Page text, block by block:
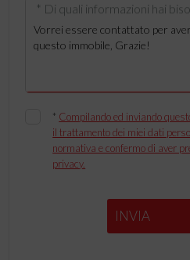
* Di quali informazioni hai
* Compilando ed inviando
il trattamento dei miei dati
normativa e confermo di aver
privacy.
INVIA